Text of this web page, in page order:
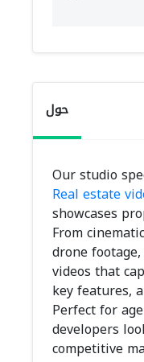
حول
Our studio
Real estate
showcases
From
drone
videos that
key features,
Perfect for
developers
competitive